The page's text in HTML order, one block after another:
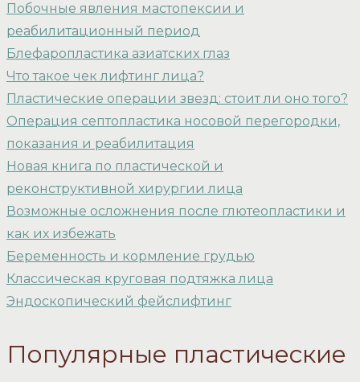
Побочные явления мастопексии и
реабилитационный период
Блефаропластика азиатских глаз
Что такое чек лифтинг лица?
Пластические операции звезд: стоит ли оно того?
Операция септопластика носовой перегородки,
показания и реабилитация
Новая книга по пластической и
реконструктивной хирургии лица
Возможные осложнения после глютеопластики и
как их избежать
Беременность и кормление грудью
Классическая круговая подтяжка лица
Эндоскопический фейслифтинг
Популярные пластические